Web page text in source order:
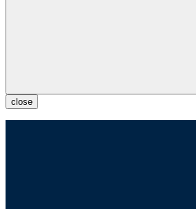
close